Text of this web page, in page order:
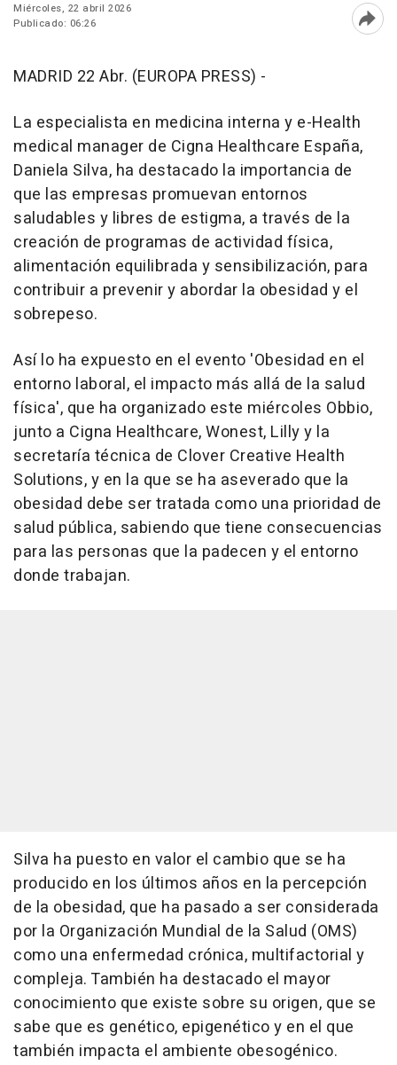
Miércoles, 22 abril 2026
Publicado: 06:26
MADRID 22 Abr. (EUROPA PRESS) -
La especialista en medicina interna y e-Health
medical manager de Cigna Healthcare España,
Daniela Silva, ha destacado la importancia de
que las empresas promuevan entornos
saludables y libres de estigma, a través de la
creación de programas de actividad física,
alimentación equilibrada y sensibilización, para
contribuir a prevenir y abordar la obesidad y el
sobrepeso.
Así lo ha expuesto en el evento 'Obesidad en el
entorno laboral, el impacto más allá de la salud
física', que ha organizado este miércoles Obbio,
junto a Cigna Healthcare, Wonest, Lilly y la
secretaría técnica de Clover Creative Health
Solutions, y en la que se ha aseverado que la
obesidad debe ser tratada como una prioridad de
salud pública, sabiendo que tiene consecuencias
para las personas que la padecen y el entorno
donde trabajan.
Silva ha puesto en valor el cambio que se ha
producido en los últimos años en la percepción
de la obesidad, que ha pasado a ser considerada
por la Organización Mundial de la Salud (OMS)
como una enfermedad crónica, multifactorial y
compleja. También ha destacado el mayor
conocimiento que existe sobre su origen, que se
sabe que es genético, epigenético y en el que
también impacta el ambiente obesogénico.